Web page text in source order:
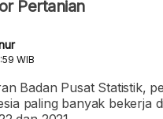
Pertanian
WIB
Badan Pusat Statistik,
paling banyak bekerja